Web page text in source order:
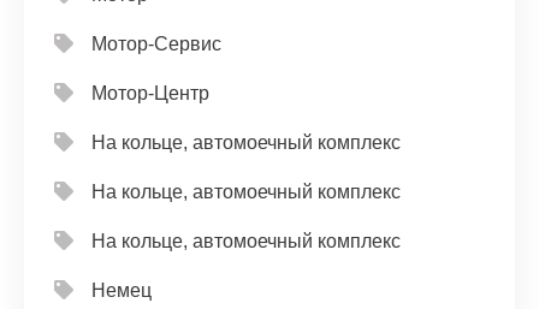
Мотор-Сервис
Мотор-Центр
На кольце, автомоечный комплекс
На кольце, автомоечный комплекс
На кольце, автомоечный комплекс
Немец